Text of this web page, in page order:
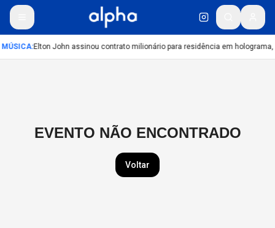
MÚSICA:Elton John assinou contrato milionário para residência em
EVENTO NÃO ENCONTRADO
Voltar